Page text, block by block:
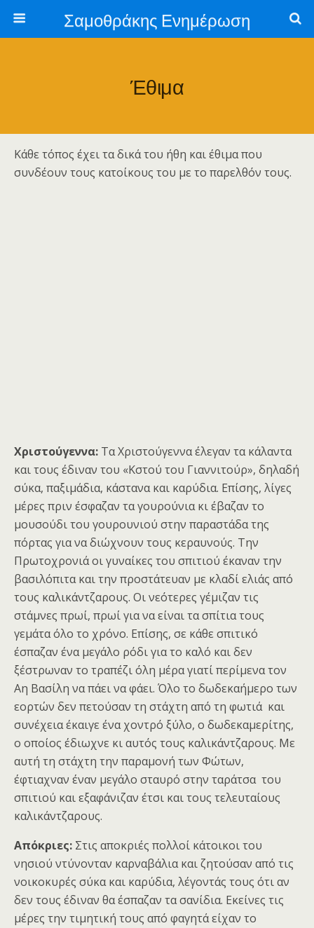
Σαμοθράκης Ενημέρωση
Έθιμα
Κάθε τόπος έχει τα δικά του ήθη και έθιμα που
συνδέουν τους κατοίκους του με το παρελθόν τους.
Χριστούγεννα: Τα Χριστούγεννα έλεγαν τα κάλαντα
και τους έδιναν του «Κστού του Γιαννιτούρ», δηλαδή
σύκα, παξιμάδια, κάστανα και καρύδια. Επίσης, λίγες
μέρες πριν έσφαζαν τα γουρούνια κι έβαζαν το
μουσούδι του γουρουνιού στην παραστάδα της
πόρτας για να διώχνουν τους κεραυνούς. Την
Πρωτοχρονιά οι γυναίκες του σπιτιού έκαναν την
βασιλόπιτα και την προστάτευαν με κλαδί ελιάς από
τους καλικάντζαρους. Οι νεότερες γέμιζαν τις
στάμνες πρωί, πρωί για να είναι τα σπίτια τους
γεμάτα όλο το χρόνο. Επίσης, σε κάθε σπιτικό
έσπαζαν ένα μεγάλο ρόδι για το καλό και δεν
ξέστρωναν το τραπέζι όλη μέρα γιατί περίμενα τον
Αη Βασίλη να πάει να φάει. Όλο το δωδεκαήμερο των
εορτών δεν πετούσαν τη στάχτη από τη φωτιά και
συνέχεια έκαιγε ένα χοντρό ξύλο, ο δωδεκαμερίτης,
ο οποίος έδιωχνε κι αυτός τους καλικάντζαρους. Με
αυτή τη στάχτη την παραμονή των Φώτων,
έφτιαχναν έναν μεγάλο σταυρό στην ταράτσα του
σπιτιού και εξαφάνιζαν έτσι και τους τελευταίους
καλικάντζαρους.
Απόκριες: Στις αποκριές πολλοί κάτοικοι του
νησιού ντύνονταν καρναβάλια και ζητούσαν από τις
νοικοκυρές σύκα και καρύδια, λέγοντάς τους ότι αν
δεν τους έδιναν θα έσπαζαν τα σανίδια. Εκείνες τις
μέρες την τιμητική τους από φαγητά είχαν το